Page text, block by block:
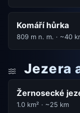
Komáří hůrka
809 m n. m. · ~40
Jezera
Žernosecké
1.0 km² · ~25 km